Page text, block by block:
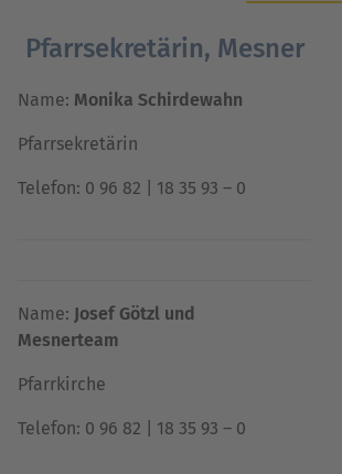
Pfarrsekretärin, Mesner
Name: Monika Schirdewahn
Pfarrsekretärin
Telefon: 0 96 82 | 18 35 93 – 0
Name: Josef Götzl und
Mesnerteam
Pfarrkirche
Telefon: 0 96 82 | 18 35 93 – 0